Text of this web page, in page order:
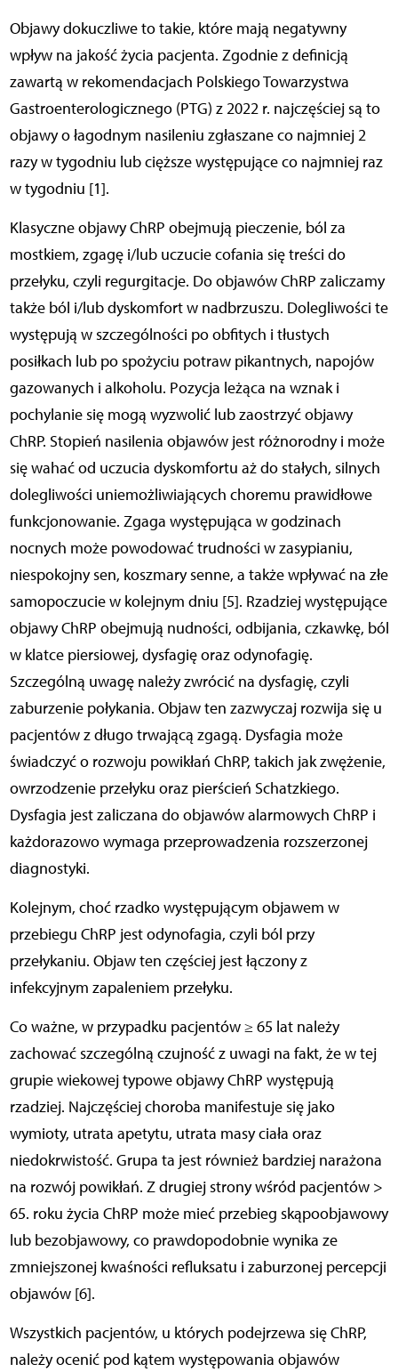
Objawy dokuczliwe to takie, które mają negatywny
wpływ na jakość życia pacjenta. Zgodnie z definicją
zawartą w rekomendacjach Polskiego Towarzystwa
Gastroenterologicznego (PTG) z 2022 r. najczęściej są to
objawy o łagodnym nasileniu zgłaszane co najmniej 2
razy w tygodniu lub cięższe występujące co najmniej raz
w tygodniu [1].
Klasyczne objawy ChRP obejmują pieczenie, ból za
mostkiem, zgagę i/lub uczucie cofania się treści do
przełyku, czyli regurgitacje. Do objawów ChRP zaliczamy
także ból i/lub dyskomfort w nadbrzuszu. Dolegliwości te
występują w szczególności po obfitych i tłustych
posiłkach lub po spożyciu potraw pikantnych, napojów
gazowanych i alkoholu. Pozycja leżąca na wznak i
pochylanie się mogą wyzwolić lub zaostrzyć objawy
ChRP. Stopień nasilenia objawów jest różnorodny i może
się wahać od uczucia dyskomfortu aż do stałych, silnych
dolegliwości uniemożliwiających choremu prawidłowe
funkcjonowanie. Zgaga występująca w godzinach
nocnych może powodować trudności w zasypianiu,
niespokojny sen, koszmary senne, a także wpływać na złe
samopoczucie w kolejnym dniu [5]. Rzadziej występujące
objawy ChRP obejmują nudności, odbijania, czkawkę, ból
w klatce piersiowej, dysfagię oraz odynofagię.
Szczególną uwagę należy zwrócić na dysfagię, czyli
zaburzenie połykania. Objaw ten zazwyczaj rozwija się u
pacjentów z długo trwającą zgagą. Dysfagia może
świadczyć o rozwoju powikłań ChRP, takich jak zwężenie,
owrzodzenie przełyku oraz pierścień Schatzkiego.
Dysfagia jest zaliczana do objawów alarmowych ChRP i
każdorazowo wymaga przeprowadzenia rozszerzonej
diagnostyki.
Kolejnym, choć rzadko występującym objawem w
przebiegu ChRP jest odynofagia, czyli ból przy
przełykaniu. Objaw ten częściej jest łączony z
infekcyjnym zapaleniem przełyku.
Co ważne, w przypadku pacjentów ≥ 65 lat należy
zachować szczególną czujność z uwagi na fakt, że w tej
grupie wiekowej typowe objawy ChRP występują
rzadziej. Najczęściej choroba manifestuje się jako
wymioty, utrata apetytu, utrata masy ciała oraz
niedokrwistość. Grupa ta jest również bardziej narażona
na rozwój powikłań. Z drugiej strony wśród pacjentów >
65. roku życia ChRP może mieć przebieg skąpoobjawowy
lub bezobjawowy, co prawdopodobnie wynika ze
zmniejszonej kwaśności refluksatu i zaburzonej percepcji
objawów [6].
Wszystkich pacjentów, u których podejrzewa się ChRP,
należy ocenić pod kątem występowania objawów